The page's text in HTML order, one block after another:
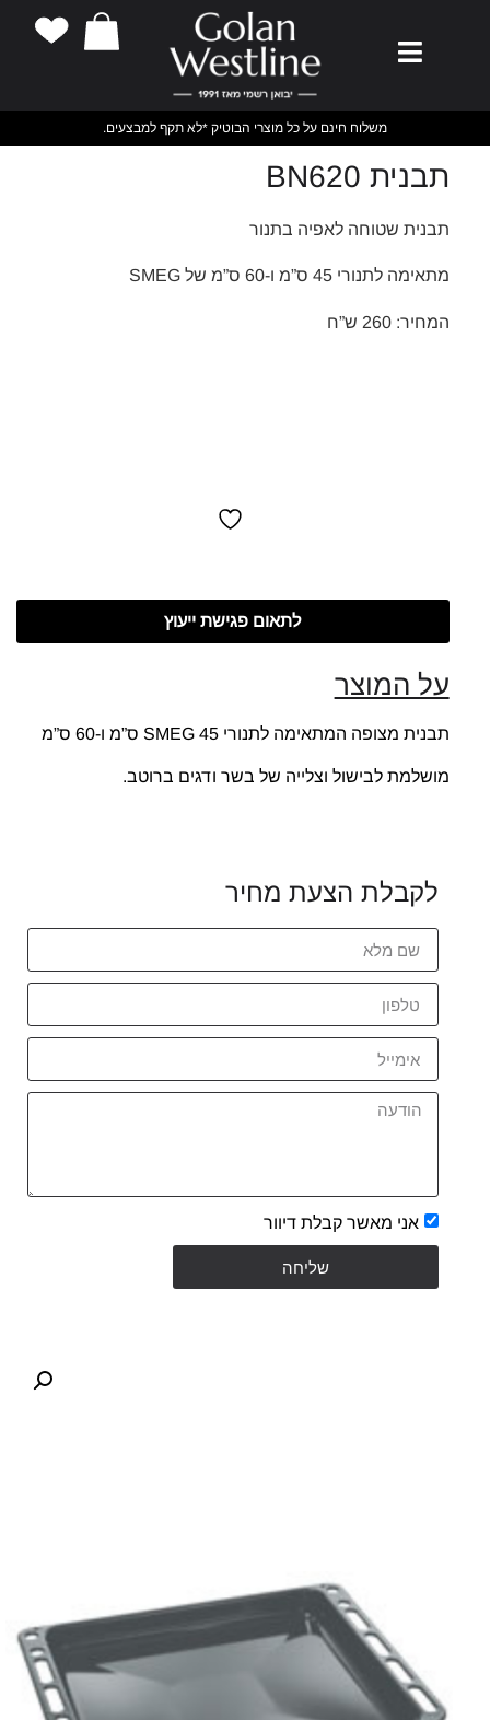
משלוח חינם על כל מוצרי הבוטיק *לא תקף למבצעים.
תבנית BN620
תבנית שטוחה לאפיה בתנור
מתאימה לתנורי 45 ס”מ ו-60 ס”מ של SMEG
המחיר: 260 ש”ח
לתאום פגישת ייעוץ
על המוצר
תבנית מצופה המתאימה לתנורי SMEG 45 ס”מ ו-60 ס”מ
מושלמת לבישול וצלייה של בשר ודגים ברוטב.
לקבלת הצעת מחיר
אני מאשר קבלת דיוור
שליחה